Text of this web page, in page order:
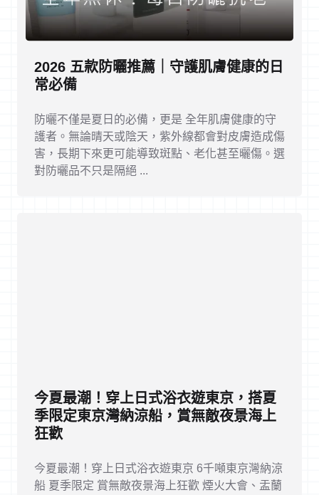
2026 五款防曬推薦｜守護肌膚健康的日
常必備
防曬不僅是夏日的必備，更是 全年肌膚健康的守
護者。無論晴天或陰天，紫外線都會對皮膚造成傷
害，長期下來更可能導致斑點、老化甚至曬傷。選
對防曬品不只是隔絕 ...
今夏最潮！穿上日式浴衣遊東京，搭夏
季限定東京灣納涼船，賞無敵夜景海上
狂歡
今夏最潮！穿上日式浴衣遊東京 6千噸東京灣納涼
船 夏季限定 賞無敵夜景海上狂歡 煙火大會、盂蘭